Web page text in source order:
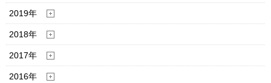
2019年
2018年
2017年
2016年